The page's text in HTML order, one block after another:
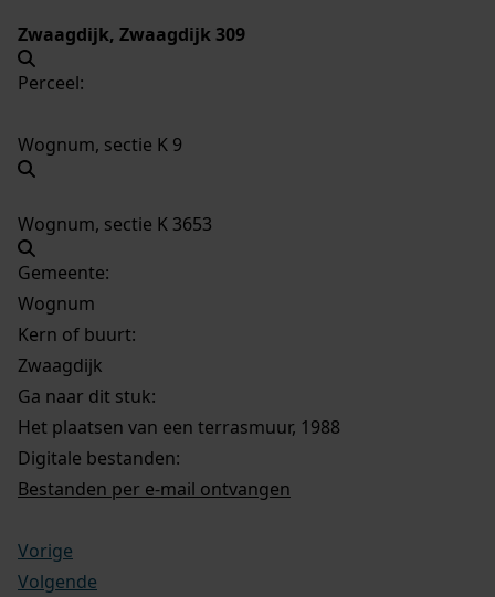
Zwaagdijk, Zwaagdijk 309
Perceel:
Wognum, sectie K 9
Wognum, sectie K 3653
Gemeente:
Wognum
Kern of buurt:
Zwaagdijk
Ga naar dit stuk:
Het plaatsen van een terrasmuur, 1988
Digitale bestanden:
Bestanden per e-mail ontvangen
Vorige
Volgende